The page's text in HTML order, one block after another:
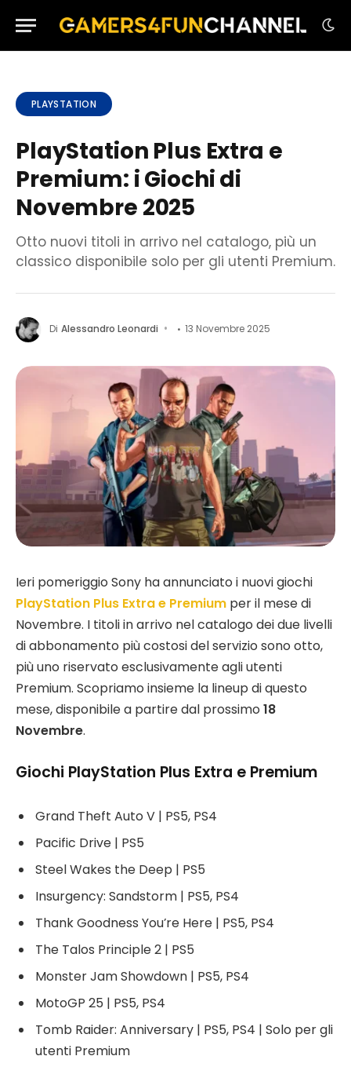
PLAYSTATION
PlayStation Plus Extra e
Premium: i Giochi di
Novembre 2025
Otto nuovi titoli in arrivo nel catalogo, più un
classico disponibile solo per gli utenti Premium.
Di Alessandro Leonardi 13 Novembre 2025
Ieri pomeriggio Sony ha annunciato i nuovi giochi
PlayStation Plus Extra e Premium per il mese di
Novembre. I titoli in arrivo nel catalogo dei due livelli
di abbonamento più costosi del servizio sono otto,
più uno riservato esclusivamente agli utenti
Premium. Scopriamo insieme la lineup di questo
mese, disponibile a partire dal prossimo 18
Novembre.
Giochi PlayStation Plus Extra e Premium
Grand Theft Auto V | PS5, PS4
Pacific Drive | PS5
Steel Wakes the Deep | PS5
Insurgency: Sandstorm | PS5, PS4
Thank Goodness You’re Here | PS5, PS4
The Talos Principle 2 | PS5
Monster Jam Showdown | PS5, PS4
MotoGP 25 | PS5, PS4
Tomb Raider: Anniversary | PS5, PS4 | Solo per gli
utenti Premium